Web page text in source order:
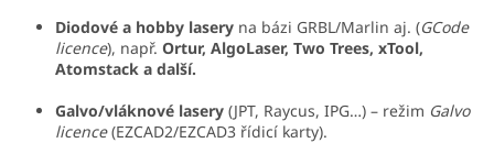
Diodové a hobby lasery na bázi GRBL/Marlin aj. (GCode
licence), např. Ortur, AlgoLaser, Two Trees, xTool,
Atomstack a další.
Galvo/vláknové lasery (JPT, Raycus, IPG…) – režim Galvo
licence(EZCAD2/EZCAD3 řídicí karty).